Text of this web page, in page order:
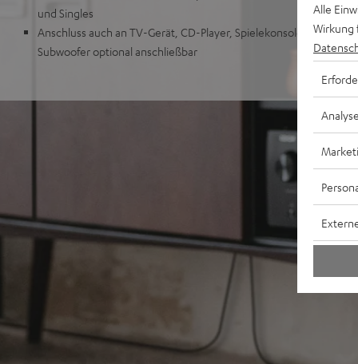
und Singles
Anschluss auch an TV-Gerät, CD-Player, Spielekonsole, TV-
Subwoofer optional anschließbar
Alle
Wirkung
Analyse